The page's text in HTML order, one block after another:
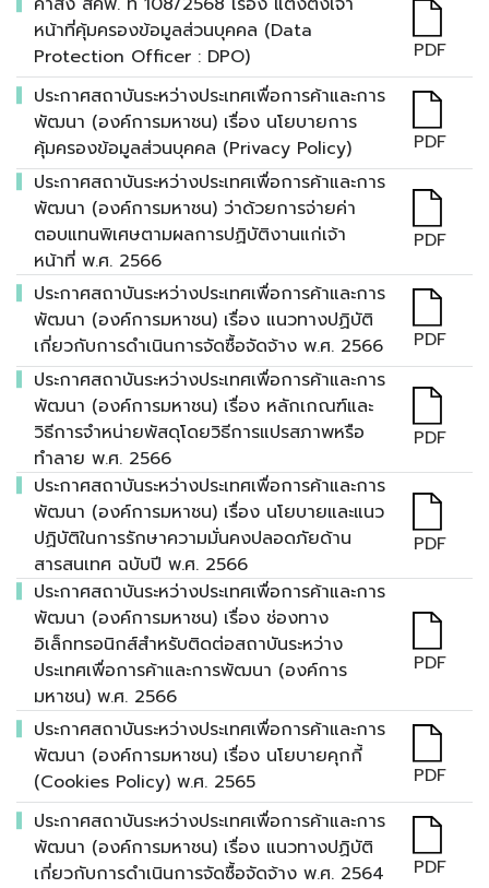
หน้าที่คุ้มครองข้อมูลส่วนบุคคล (Data
Protection Officer : DPO)
PDF
ประกาศสถาบันระหว่างประเทศเพื่อการค้าและการ
พัฒนา (องค์การมหาชน) เรื่อง นโยบายการ
คุ้มครองข้อมูลส่วนบุคคล (Privacy Policy)
PDF
ประกาศสถาบันระหว่างประเทศเพื่อการค้าและการ
พัฒนา (องค์การมหาชน) ว่าด้วยการจ่ายค่า
ตอบแทนพิเศษตามผลการปฏิบัติงานแก่เจ้า
หน้าที่ พ.ศ. 2566
PDF
ประกาศสถาบันระหว่างประเทศเพื่อการค้าและการ
พัฒนา (องค์การมหาชน) เรื่อง แนวทางปฏิบัติ
เกี่ยวกับการดำเนินการจัดซื้อจัดจ้าง พ.ศ. 2566
PDF
ประกาศสถาบันระหว่างประเทศเพื่อการค้าและการ
พัฒนา (องค์การมหาชน) เรื่อง หลักเกณฑ์และ
วิธีการจำหน่ายพัสดุโดยวิธีการแปรสภาพหรือ
ทำลาย พ.ศ. 2566
PDF
ประกาศสถาบันระหว่างประเทศเพื่อการค้าและการ
พัฒนา (องค์การมหาชน) เรื่อง นโยบายและแนว
ปฏิบัติในการรักษาความมั่นคงปลอดภัยด้าน
สารสนเทศ ฉบับปี พ.ศ. 2566
PDF
ประกาศสถาบันระหว่างประเทศเพื่อการค้าและการ
พัฒนา (องค์การมหาชน) เรื่อง ช่องทาง
อิเล็กทรอนิกส์สำหรับติดต่อสถาบันระหว่าง
ประเทศเพื่อการค้าและการพัฒนา (องค์การ
มหาชน) พ.ศ. 2566
PDF
ประกาศสถาบันระหว่างประเทศเพื่อการค้าและการ
พัฒนา (องค์การมหาชน) เรื่อง นโยบายคุกกี้
(Cookies Policy) พ.ศ. 2565
PDF
ประกาศสถาบันระหว่างประเทศเพื่อการค้าและการ
พัฒนา (องค์การมหาชน) เรื่อง แนวทางปฏิบัติ
เกี่ยวกับการดำเนินการจัดซื้อจัดจ้าง พ.ศ. 2564
PDF